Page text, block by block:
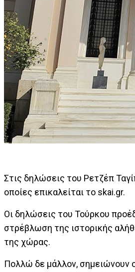
Στις δηλώσεις του Ρετζέπ
οποίες επικαλείται το skai.gr.
Οι δηλώσεις του Τούρκου
στρέβλωση της ιστορικής
της χώρας.
Πολλώ δε μάλλον, σημειώνουν